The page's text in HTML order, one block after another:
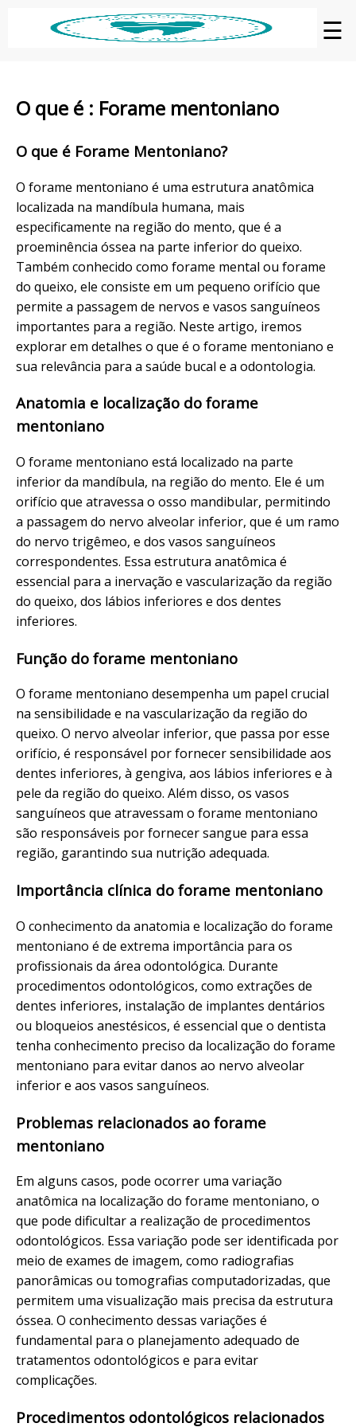
☰
O que é : Forame mentoniano
O que é Forame Mentoniano?
O forame mentoniano é uma estrutura anatômica
localizada na mandíbula humana, mais
especificamente na região do mento, que é a
proeminência óssea na parte inferior do queixo.
Também conhecido como forame mental ou forame
do queixo, ele consiste em um pequeno orifício que
permite a passagem de nervos e vasos sanguíneos
importantes para a região. Neste artigo, iremos
explorar em detalhes o que é o forame mentoniano e
sua relevância para a saúde bucal e a odontologia.
Anatomia e localização do forame
mentoniano
O forame mentoniano está localizado na parte
inferior da mandíbula, na região do mento. Ele é um
orifício que atravessa o osso mandibular, permitindo
a passagem do nervo alveolar inferior, que é um ramo
do nervo trigêmeo, e dos vasos sanguíneos
correspondentes. Essa estrutura anatômica é
essencial para a inervação e vascularização da região
do queixo, dos lábios inferiores e dos dentes
inferiores.
Função do forame mentoniano
O forame mentoniano desempenha um papel crucial
na sensibilidade e na vascularização da região do
queixo. O nervo alveolar inferior, que passa por esse
orifício, é responsável por fornecer sensibilidade aos
dentes inferiores, à gengiva, aos lábios inferiores e à
pele da região do queixo. Além disso, os vasos
sanguíneos que atravessam o forame mentoniano
são responsáveis por fornecer sangue para essa
região, garantindo sua nutrição adequada.
Importância clínica do forame mentoniano
O conhecimento da anatomia e localização do forame
mentoniano é de extrema importância para os
profissionais da área odontológica. Durante
procedimentos odontológicos, como extrações de
dentes inferiores, instalação de implantes dentários
ou bloqueios anestésicos, é essencial que o dentista
tenha conhecimento preciso da localização do forame
mentoniano para evitar danos ao nervo alveolar
inferior e aos vasos sanguíneos.
Problemas relacionados ao forame
mentoniano
Em alguns casos, pode ocorrer uma variação
anatômica na localização do forame mentoniano, o
que pode dificultar a realização de procedimentos
odontológicos. Essa variação pode ser identificada por
meio de exames de imagem, como radiografias
panorâmicas ou tomografias computadorizadas, que
permitem uma visualização mais precisa da estrutura
óssea. O conhecimento dessas variações é
fundamental para o planejamento adequado de
tratamentos odontológicos e para evitar
complicações.
Procedimentos odontológicos relacionados